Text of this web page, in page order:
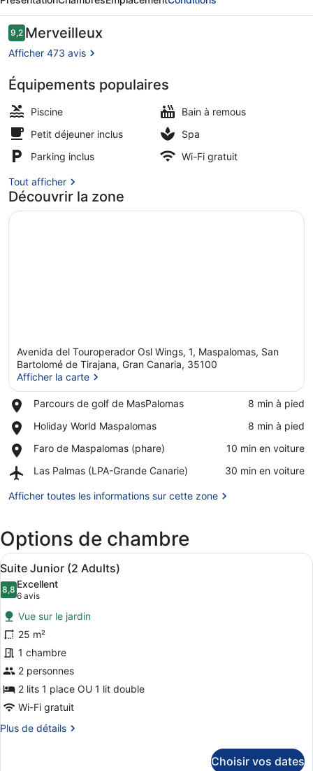
Suites
&
Spa
Adults
Only
2 piscines extérieures, parasols
Avis
voyageurs
9,29,2 sur 10
Merveilleux
Afficher 473 avis
Équipements populaires
Piscine
Bain à remous
Petit déjeuner inclus
Spa
Parking inclus
Wi-Fi gratuit
Tout afficher
Découvrir la zone
Afficher la carte
Avenida del Touroperador Osl Wings, 1, Maspalomas, San
Bartolomé de Tirajana, Gran Canaria, 35100
Afficher la carte
Parcours de golf de MasPalomas
Place,
de
de
MasPalomas
‪8 min à pied‬
Holiday World Maspalomas
Place,
World
‪8 min à pied‬
Faro de Maspalomas (phare)
Place,
de
(phare)
‪10 min en voiture‬
Las Palmas (LPA-Grande Canarie)
Airport,
Palmas
Canarie)
‪30 min en voiture‬
Afficher toutes les informations sur cette zone
Options de chambre
Afficher
toutes
les
photos
pour
ce
type
de
chambre :
Suite
Junior
(2
Une chambre d’hôtel moderne
9
Suite Junior (2 Adults)
8,88,8 sur 10
Excellent
6 avis
(6 avis)
Vue sur le jardin
25 m²
1 chambre
2 personnes
2 lits 1 place OU 1 lit double
Wi-Fi gratuit
Plus de détails
Plus
Choisir vos dates